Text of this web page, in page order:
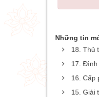
Những tin
18. Thủ
17. Đình
16. Cấp
15. Giải